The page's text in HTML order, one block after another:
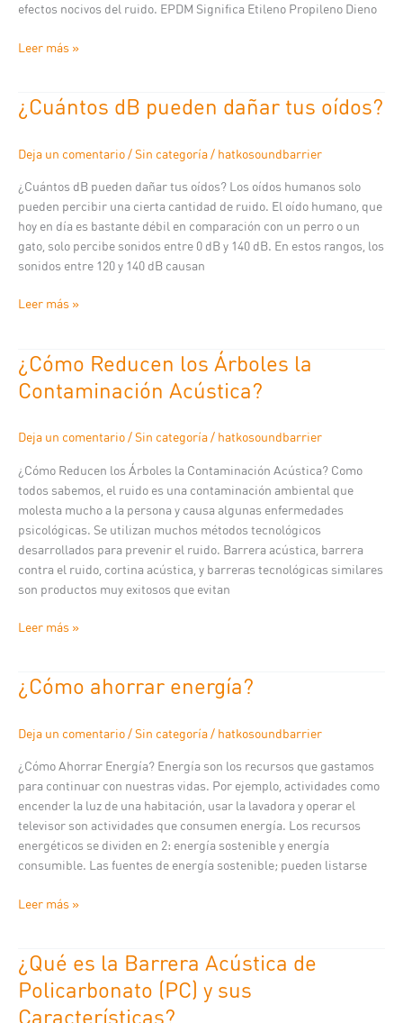
efectos nocivos del ruido. EPDM Significa Etileno Propileno Dieno
Leer más »
¿Cuántos dB pueden dañar tus oídos?
Deja un comentario/Sin categoría/ hatkosoundbarrier
¿Cuántos dB pueden dañar tus oídos? Los oídos humanos solo
pueden percibir una cierta cantidad de ruido. El oído humano, que
hoy en día es bastante débil en comparación con un perro o un
gato, solo percibe sonidos entre 0 dB y 140 dB. En estos rangos, los
sonidos entre 120 y 140 dB causan
¿Cuántos
dB
dañar
tus
oídos?
Leer más »
¿Cómo Reducen los Árboles la
Contaminación Acústica?
Deja un comentario/Sin categoría/ hatkosoundbarrier
¿Cómo Reducen los Árboles la Contaminación Acústica? Como
todos sabemos, el ruido es una contaminación ambiental que
molesta mucho a la persona y causa algunas enfermedades
psicológicas. Se utilizan muchos métodos tecnológicos
desarrollados para prevenir el ruido. Barrera acústica, barrera
contra el ruido, cortina acústica, y barreras tecnológicas similares
son productos muy exitosos que evitan
¿Cómo
Reducen
los
la
Acústica?
Leer más »
¿Cómo ahorrar energía?
Deja un comentario/Sin categoría/ hatkosoundbarrier
¿Cómo Ahorrar Energía? Energía son los recursos que gastamos
para continuar con nuestras vidas. Por ejemplo, actividades como
encender la luz de una habitación, usar la lavadora y operar el
televisor son actividades que consumen energía. Los recursos
energéticos se dividen en 2: energía sostenible y energía
consumible. Las fuentes de energía sostenible; pueden listarse
¿Cómo
ahorrar
Leer más »
¿Qué es la Barrera Acústica de
Policarbonato (PC) y sus
Características?
¿Qué
es
la
Barrera